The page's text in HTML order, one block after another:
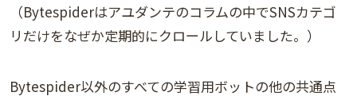
（Bytespiderはアユダンテのコラムの中でSNSカテゴ
リだけをなぜか定期的にクロールしていました。）
Bytespider以外のすべての学習用ボットの他の共通点